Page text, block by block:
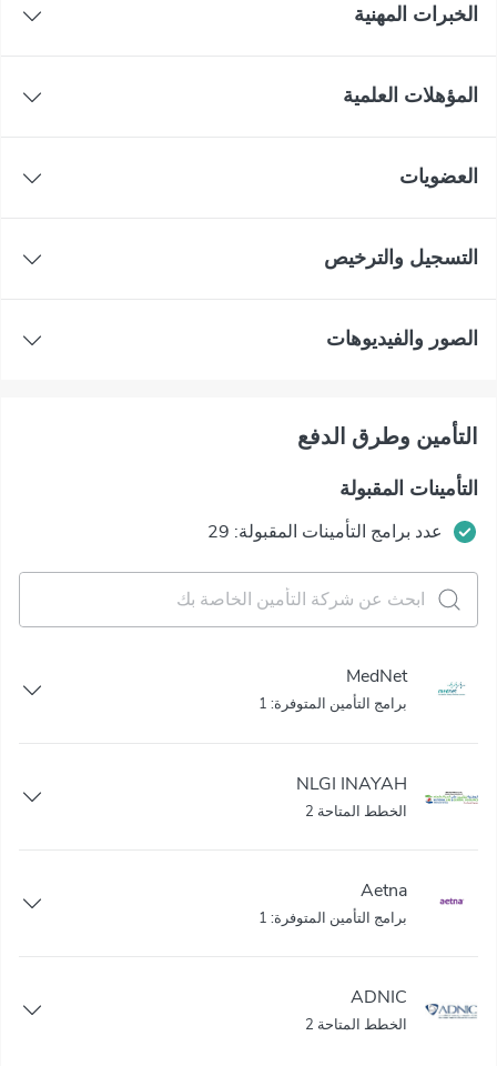
الخبرات المهنية
المؤهلات العلمية
العضويات
التسجيل والترخيص
الصور والفيديوهات
التأمين وطرق الدفع
التأمينات المقبولة
عدد برامج التأمينات المقبولة: 29
MedNet
برامج التأمين المتوفرة: 1
NLGI INAYAH
الخطط المتاحة 2
Aetna
برامج التأمين المتوفرة: 1
ADNIC
الخطط المتاحة 2